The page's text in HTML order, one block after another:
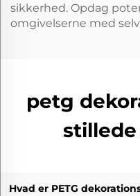
sikkerhed. Opdag
omgivelserne med
petg
Hvad er PETG